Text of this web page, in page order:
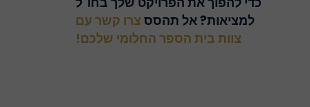
למציאות? אל תהססצרו קשר עם
צוות בית הספר החלומי שלכם!